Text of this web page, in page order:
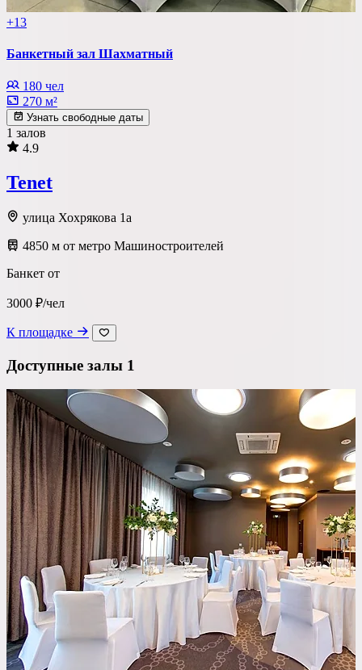
+13
Банкетный зал Шахматный
180 чел
270 м²
Узнать свободные даты
1 залов
4.9
Tenet
улица Хохрякова 1а
4850 м от метро Машиностроителей
Банкет от
3000 ₽/чел
К площадке
Доступные залы 1